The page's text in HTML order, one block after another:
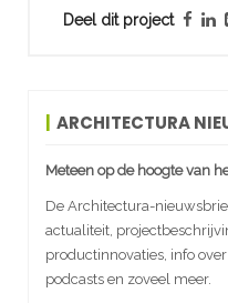
Deel dit project
ARCHITECTURA
Meteen op de hoogte van
De Architectura-
actualiteit,
productinnovaties, info
podcasts en zoveel meer.